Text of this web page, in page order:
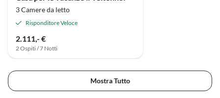
3 Camere da letto
Risponditore Veloce
2.111,- €
2 Ospiti / 7 Notti
Mostra Tutto